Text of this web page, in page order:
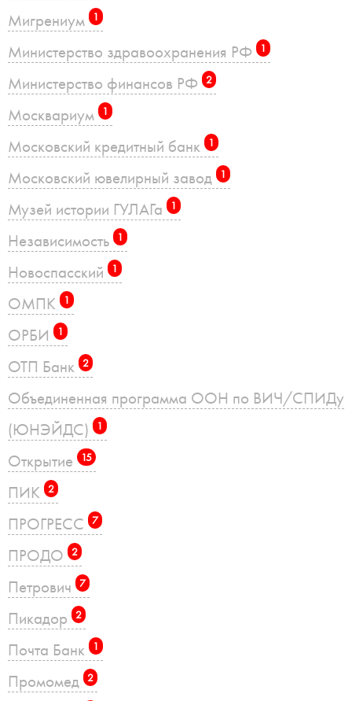
Мигрениум 1
Министерство здравоохранения РФ 1
Министерство финансов РФ 2
Москвариум 1
Московский кредитный банк 1
Московский ювелирный завод 1
Музей истории ГУЛАГа 1
Независимость 1
Новоспасский 1
ОМПК 1
ОРБИ 1
ОТП Банк 2
Объединенная программа ООН по ВИЧ/СПИДу
(ЮНЭЙДС)
1
Открытие 15
ПИК 2
ПРОГРЕСС 7
ПРОДО 2
Петрович 7
Пикадор 2
Почта Банк 1
Промомед 2